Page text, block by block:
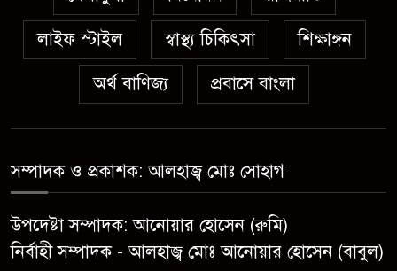
সেনবাগে নতুন গ্যাস কূপের খনন
শুরু, মিলতে পারে দৈনিক ৫-৭
মিলিয়ন ঘনফুট গ্যাস
মেয়েকে ধর্ষণের অভিযোগে সেনবাগে
সোনাতলা পৌরসভার উপ-সহকারী
প্রকৌশলীর বিরুদ্ধে সাংবাদিকের
অভিযোগ,তদন্তের আশ্বাস প্রশাসকের
লাইফ স্টাইল
স্বাস্থ্য চিকিৎসা
শিক্ষাঙ্গন
অর্থ বাণিজ্য
প্রবাসে বাংলা
সম্পাদক ও প্রকাশক: আলহাজ্ব মোঃ সোহাগ
উপদেষ্টা সম্পাদক: আনোয়ার হোসেন (রুমি)
নির্বাহী সম্পাদক - আলহাজ্ব মোঃ আনোয়ার হোসেন (বাবুল)